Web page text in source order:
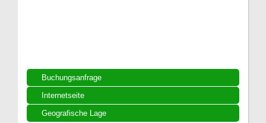
Buchungsanfrage
Internetseite
Geografische Lage